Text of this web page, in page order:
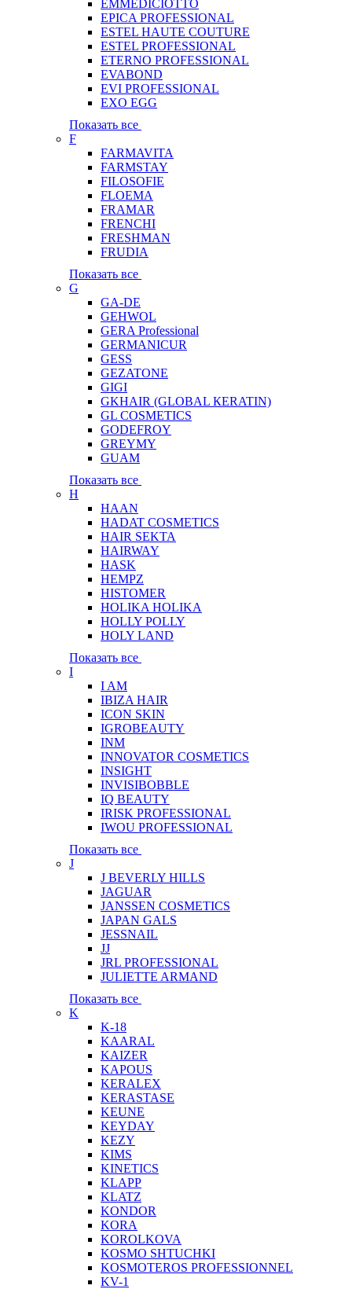
EMMEDICIOTTO
EPICA PROFESSIONAL
ESTEL HAUTE COUTURE
ESTEL PROFESSIONAL
ETERNO PROFESSIONAL
EVABOND
EVI PROFESSIONAL
EXO EGG
Показать все
F
FARMAVITA
FARMSTAY
FILOSOFIE
FLOEMA
FRAMAR
FRENCHI
FRESHMAN
FRUDIA
Показать все
G
GA-DE
GEHWOL
GERA Professional
GERMANICUR
GESS
GEZATONE
GIGI
GKHAIR (GLOBAL КЕRATIN)
GL COSMETICS
GODEFROY
GREYMY
GUAM
Показать все
H
HAAN
HADAT COSMETICS
HAIR SEKTA
HAIRWAY
HASK
HEMPZ
HISTOMER
HOLIKA HOLIKA
HOLLY POLLY
HOLY LAND
Показать все
I
I AM
IBIZA HAIR
ICON SKIN
IGROBEAUTY
INM
INNOVATOR COSMETICS
INSIGHT
INVISIBOBBLE
IQ BEAUTY
IRISK PROFESSIONAL
IWOU PROFESSIONAL
Показать все
J
J BEVERLY HILLS
JAGUAR
JANSSEN COSMETICS
JAPAN GALS
JESSNAIL
JJ
JRL PROFESSIONAL
JULIETTE ARMAND
Показать все
K
K-18
KAARAL
KAIZER
KAPOUS
KERALEX
KERASTASE
KEUNE
KEYDAY
KEZY
KIMS
KINETICS
KLAPP
KLATZ
KONDOR
KORA
KOROLKOVA
KOSMO SHTUCHKI
KOSMOTEROS PROFESSIONNEL
KV-1